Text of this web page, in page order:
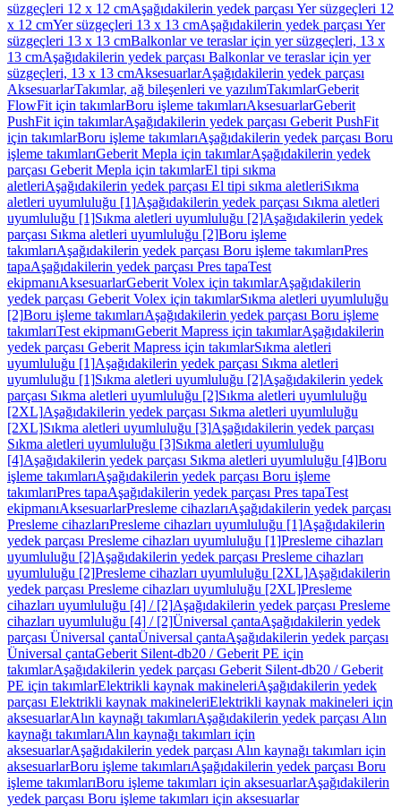
süzgeçleri 12 x 12 cmAşağıdakilerin yedek parçası Yer süzgeçleri 12
x 12 cmYer süzgeçleri 13 x 13 cmAşağıdakilerin yedek parçası Yer
süzgeçleri 13 x 13 cmBalkonlar ve teraslar için yer süzgeçleri, 13 x
13 cmAşağıdakilerin yedek parçası Balkonlar ve teraslar için yer
süzgeçleri, 13 x 13 cmAksesuarlarAşağıdakilerin yedek parçası
AksesuarlarTakımlar, ağ bileşenleri ve yazılımTakımlarGeberit
FlowFit için takımlarBoru işleme takımlarıAksesuarlarGeberit
PushFit için takımlarAşağıdakilerin yedek parçası Geberit PushFit
için takımlarBoru işleme takımlarıAşağıdakilerin yedek parçası Boru
işleme takımlarıGeberit Mepla için takımlarAşağıdakilerin yedek
parçası Geberit Mepla için takımlarEl tipi sıkma
aletleriAşağıdakilerin yedek parçası El tipi sıkma aletleriSıkma
aletleri uyumluluğu [1]Aşağıdakilerin yedek parçası Sıkma aletleri
uyumluluğu [1]Sıkma aletleri uyumluluğu [2]Aşağıdakilerin yedek
parçası Sıkma aletleri uyumluluğu [2]Boru işleme
takımlarıAşağıdakilerin yedek parçası Boru işleme takımlarıPres
tapaAşağıdakilerin yedek parçası Pres tapaTest
ekipmanıAksesuarlarGeberit Volex için takımlarAşağıdakilerin
yedek parçası Geberit Volex için takımlarSıkma aletleri uyumluluğu
[2]Boru işleme takımlarıAşağıdakilerin yedek parçası Boru işleme
takımlarıTest ekipmanıGeberit Mapress için takımlarAşağıdakilerin
yedek parçası Geberit Mapress için takımlarSıkma aletleri
uyumluluğu [1]Aşağıdakilerin yedek parçası Sıkma aletleri
uyumluluğu [1]Sıkma aletleri uyumluluğu [2]Aşağıdakilerin yedek
parçası Sıkma aletleri uyumluluğu [2]Sıkma aletleri uyumluluğu
[2XL]Aşağıdakilerin yedek parçası Sıkma aletleri uyumluluğu
[2XL]Sıkma aletleri uyumluluğu [3]Aşağıdakilerin yedek parçası
Sıkma aletleri uyumluluğu [3]Sıkma aletleri uyumluluğu
[4]Aşağıdakilerin yedek parçası Sıkma aletleri uyumluluğu [4]Boru
işleme takımlarıAşağıdakilerin yedek parçası Boru işleme
takımlarıPres tapaAşağıdakilerin yedek parçası Pres tapaTest
ekipmanıAksesuarlarPresleme cihazlarıAşağıdakilerin yedek parçası
Presleme cihazlarıPresleme cihazları uyumluluğu [1]Aşağıdakilerin
yedek parçası Presleme cihazları uyumluluğu [1]Presleme cihazları
uyumluluğu [2]Aşağıdakilerin yedek parçası Presleme cihazları
uyumluluğu [2]Presleme cihazları uyumluluğu [2XL]Aşağıdakilerin
yedek parçası Presleme cihazları uyumluluğu [2XL]Presleme
cihazları uyumluluğu [4] / [2]Aşağıdakilerin yedek parçası Presleme
cihazları uyumluluğu [4] / [2]Üniversal çantaAşağıdakilerin yedek
parçası Üniversal çantaÜniversal çantaAşağıdakilerin yedek parçası
Üniversal çantaGeberit Silent-db20 / Geberit PE için
takımlarAşağıdakilerin yedek parçası Geberit Silent-db20 / Geberit
PE için takımlarElektrikli kaynak makineleriAşağıdakilerin yedek
parçası Elektrikli kaynak makineleriElektrikli kaynak makineleri için
aksesuarlarAlın kaynağı takımlarıAşağıdakilerin yedek parçası Alın
kaynağı takımlarıAlın kaynağı takımları için
aksesuarlarAşağıdakilerin yedek parçası Alın kaynağı takımları için
aksesuarlarBoru işleme takımlarıAşağıdakilerin yedek parçası Boru
işleme takımlarıBoru işleme takımları için aksesuarlarAşağıdakilerin
yedek parçası Boru işleme takımları için aksesuarlar